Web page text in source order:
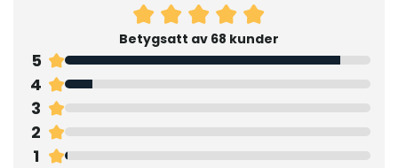
Betygsatt av 68 kunder
5
4
3
2
1